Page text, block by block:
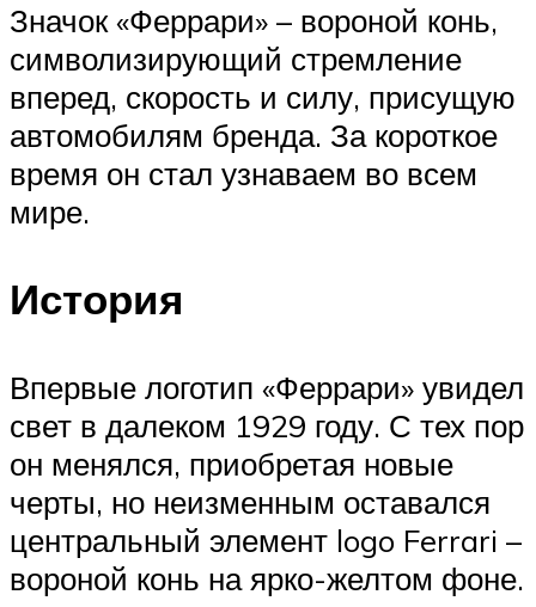
Значок «Феррари» – вороной конь,
символизирующий стремление
вперед, скорость и силу, присущую
автомобилям бренда. За короткое
время он стал узнаваем во всем
мире.
История
Впервые логотип «Феррари» увидел
свет в далеком 1929 году. С тех пор
он менялся, приобретая новые
черты, но неизменным оставался
центральный элемент logo Ferrari –
вороной конь на ярко-желтом фоне.